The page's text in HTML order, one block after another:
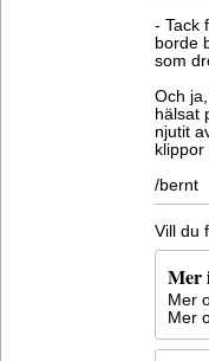
- Tack
borde
som
Och
hälsat
njutit
/bernt
Vill du
Mer
Mer
Mer